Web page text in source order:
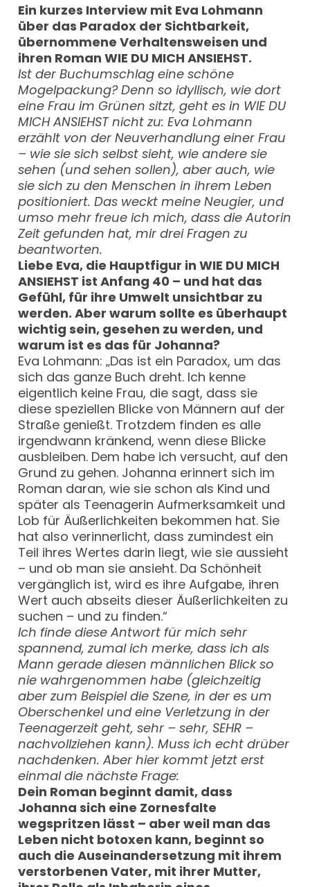
Ein kurzes Interview mit Eva Lohmann
über das Paradox der Sichtbarkeit,
übernommene Verhaltensweisen und
ihren Roman WIE DU MICH ANSIEHST.
Ist der Buchumschlag eine schöne
Mogelpackung? Denn so idyllisch, wie dort
eine Frau im Grünen sitzt, geht es in WIE DU
MICH ANSIEHST nicht zu: Eva Lohmann
erzählt von der Neuverhandlung einer Frau
– wie sie sich selbst sieht, wie andere sie
sehen (und sehen sollen), aber auch, wie
sie sich zu den Menschen in ihrem Leben
positioniert. Das weckt meine Neugier, und
umso mehr freue ich mich, dass die Autorin
Zeit gefunden hat, mir drei Fragen zu
beantworten.
Liebe Eva, die Hauptfigur in WIE DU MICH
ANSIEHST ist Anfang 40 – und hat das
Gefühl, für ihre Umwelt unsichtbar zu
werden. Aber warum sollte es überhaupt
wichtig sein, gesehen zu werden, und
warum ist es das für Johanna?
Eva Lohmann: „Das ist ein Paradox, um das
sich das ganze Buch dreht. Ich kenne
eigentlich keine Frau, die sagt, dass sie
diese speziellen Blicke von Männern auf der
Straße genießt. Trotzdem finden es alle
irgendwann kränkend, wenn diese Blicke
ausbleiben. Dem habe ich versucht, auf den
Grund zu gehen. Johanna erinnert sich im
Roman daran, wie sie schon als Kind und
später als Teenagerin Aufmerksamkeit und
Lob für Äußerlichkeiten bekommen hat. Sie
hat also verinnerlicht, dass zumindest ein
Teil ihres Wertes darin liegt, wie sie aussieht
– und ob man sie ansieht. Da Schönheit
vergänglich ist, wird es ihre Aufgabe, ihren
Wert auch abseits dieser Äußerlichkeiten zu
suchen – und zu finden.“
Ich finde diese Antwort für mich sehr
spannend, zumal ich merke, dass ich als
Mann gerade diesen männlichen Blick so
nie wahrgenommen habe (gleichzeitig
aber zum Beispiel die Szene, in der es um
Oberschenkel und eine Verletzung in der
Teenagerzeit geht, sehr – sehr, SEHR –
nachvollziehen kann). Muss ich echt drüber
nachdenken. Aber hier kommt jetzt erst
einmal die nächste Frage:
Dein Roman beginnt damit, dass
Johanna sich eine Zornesfalte
wegspritzen lässt – aber weil man das
Leben nicht botoxen kann, beginnt so
auch die Auseinandersetzung mit ihrem
verstorbenen Vater, mit ihrer Mutter,